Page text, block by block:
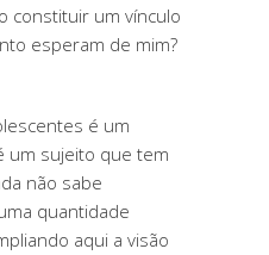
constituir um vínculo
esperam de mim?
é um
um sujeito que tem
não sabe
quantidade
aqui a visão